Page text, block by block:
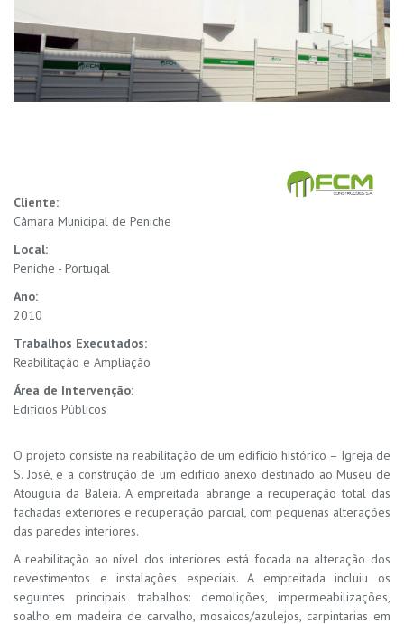
Cliente:
Câmara Municipal de Peniche
Local:
Peniche - Portugal
Ano:
2010
Trabalhos Executados:
Reabilitação e Ampliação
Área de Intervenção:
Edifícios Públicos
O projeto consiste na reabilitação de um edifício histórico – Igreja de
S. José, e a construção de um edifício anexo destinado ao Museu de
Atouguia da Baleia. A empreitada abrange a recuperação total das
fachadas exteriores e recuperação parcial, com pequenas alterações
das paredes interiores.
A reabilitação ao nível dos interiores está focada na alteração dos
revestimentos e instalações especiais. A empreitada incluiu os
seguintes principais trabalhos: demolições, impermeabilizações,
soalho em madeira de carvalho, mosaicos/azulejos, carpintarias em